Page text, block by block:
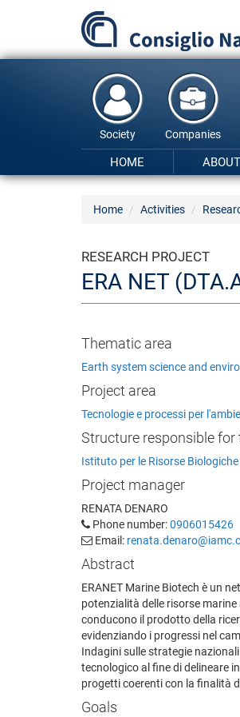
content
Society Companies
HOME
Home Activities
RESEARCH PROJECT
ERA NET
Thematic area
Earth system science and
Project area
Tecnologie e processi per
Structure responsible for
Istituto per le Risorse
Project manager
RENATA DENARO
Phone number:0906015426
Email:
Abstract
ERANET Marine Biotech è un
potenzialità delle risorse
conducono il prodotto della
evidenziando i progressi nel
Indagini sulle strategie
tecnologico al fine di delineare
progetti coerenti con la finalità
Goals